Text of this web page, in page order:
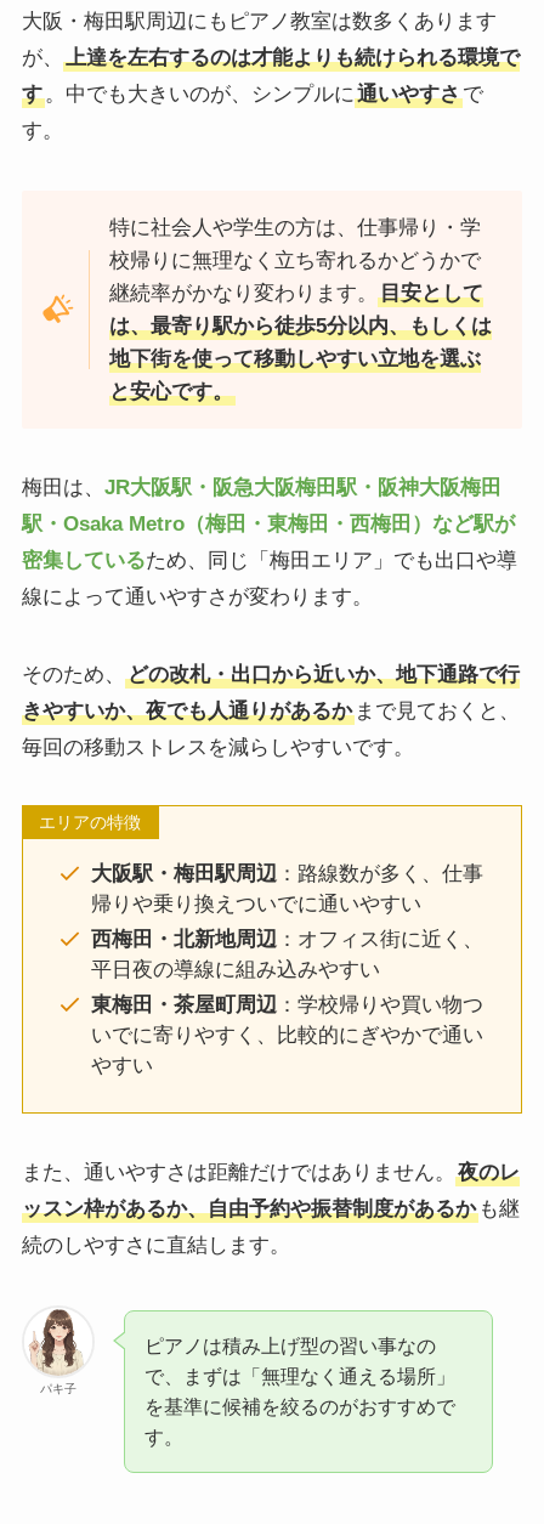
大阪・梅田駅周辺にもピアノ教室は数多くあります
が、
上達を左右するのは才能よりも続けられる環境で
す。中でも大きいのが、シンプルに通いやすさで
す。
特に社会人や学生の方は、仕事帰り・学
校帰りに無理なく立ち寄れるかどうかで
継続率がかなり変わります。目安として
は、最寄り駅から徒歩5分以内、もしくは
地下街を使って移動しやすい立地を選ぶ
と安心です。
梅田は、 JR大阪駅・阪急大阪梅田駅・阪神大阪梅田
駅・Osaka Metro（梅田・東梅田・西梅田）など駅が
密集しているため、同じ「梅田エリア」でも出口や導
線によって通いやすさが変わります。
そのため、
どの改札・出口から近いか、地下通路で行
きやすいか、夜でも人通りがあるかまで見ておくと、
毎回の移動ストレスを減らしやすいです。
エリアの特徴
大阪駅・梅田駅周辺 ：路線数が多く、仕事
帰りや乗り換えついでに通いやすい
西梅田・北新地周辺：オフィス街に近く、
平日夜の導線に組み込みやすい
東梅田・茶屋町周辺：学校帰りや買い物つ
いでに寄りやすく、比較的にぎやかで通い
やすい
また、通いやすさは距離だけではありません。
夜のレ
ッスン枠があるか、自由予約や振替制度があるかも継
続のしやすさに直結します。
パキ子
ピアノは積み上げ型の習い事なの
で、まずは「無理なく通える場所」
を基準に候補を絞るのがおすすめで
す。